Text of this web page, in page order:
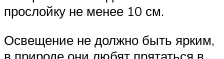
прослойку не менее 10 см.
Освещение не должно быть ярким,